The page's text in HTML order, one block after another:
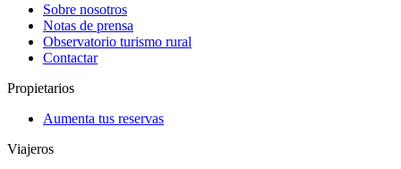
Sobre nosotros
Notas de prensa
Observatorio turismo rural
Contactar
Propietarios
Aumenta tus reservas
Viajeros